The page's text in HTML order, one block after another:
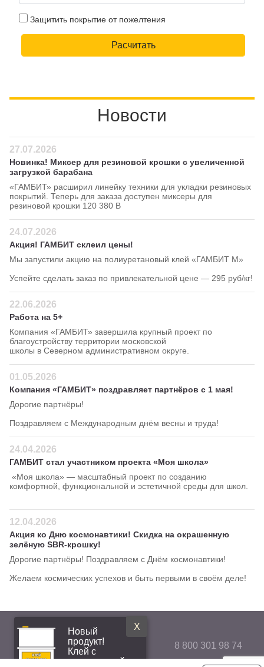
Защитить покрытие от пожелтения
Новости
27.07.2026
Новинка! Миксер для резиновой крошки с увеличенной
загрузкой барабана
«ГАМБИТ» расширил линейку техники для укладки резиновых
покрытий. Теперь для заказа доступен миксеры для
резиновой крошки 120 380 В
24.07.2026
Акция! ГАМБИТ склеил цены!
Мы запустили акцию на полиуретановый клей «ГАМБИТ М»
Успейте сделать заказ по привлекательной цене — 295 руб/кг!
22.06.2026
Работа на 5+
Компания «ГАМБИТ» завершила крупный проект по
благоустройству территории московской
школы в Северном административном округе.
01.05.2026
Компания «ГАМБИТ» поздравляет партнёров с 1 мая!
Дорогие партнёры!
Поздравляем с Международным днём весны и труда!
24.04.2026
ГАМБИТ стал участником проекта «Моя школа»
«Моя школа» — масштабный проект по созданию
комфортной, функциональной и эстетичной среды для школ.
12.04.2026
Акция ко Дню космонавтики! Скидка на окрашенную
зелёную SBR-крошку!
Дорогие партнёры! Поздравляем с Днём космонавтики!
Желаем космических успехов и быть первыми в своём деле!
8 800 301 98 74
X
Новый
продукт!
Клей с
повышенной